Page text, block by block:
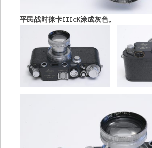
平民战时徕卡IIIcK涂成灰色。